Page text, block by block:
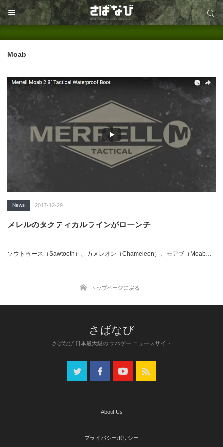
サイト内検索
Moab
News 2017-12-29
メレルのタクティカルラインがローンチ
ソウトゥース（Sawtooth）、カメレオン（Chameleon）、モアブ（Moab）
「ミリブロNews」で続きを読む
トップページに戻る
さばなび 日本最大級の サバゲー ニュースサイト
About Us
プライバシーポリシー
サイト内検索